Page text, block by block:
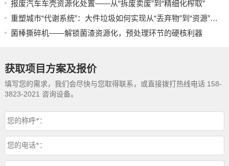
报废汽车车壳资源化处置——从“拆废卖废”到“精细化榨取”
重塑城市“代谢系统”：大件垃圾如何实现从“丢弃物”到“资源”的蜕变
菌棒撕碎机——解锁菌渣资源化，预处理环节的硬核利器
获取项目方案及报价
填写您的需求，我们会尽快与您取得联系，或直接拨打热线电话 158-
3823-2021 咨询设备。